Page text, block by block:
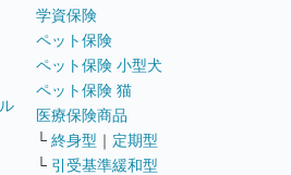
学資保険
ペット保険
ペット保険 小型犬
ペット保険 猫
医療保険商品
└ 終身型 ｜ 定期型
└ 引受基準緩和型